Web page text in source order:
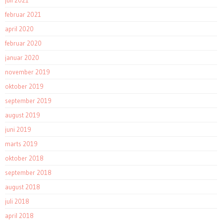
februar 2021
april 2020
februar 2020
januar 2020
november 2019
oktober 2019
september 2019
august 2019
juni 2019
marts 2019
oktober 2018
september 2018
august 2018
juli 2018
april 2018